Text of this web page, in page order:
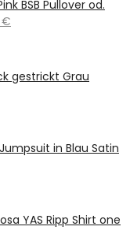
BSB Pullover od.
€
45,00 €.
gestrickt Grau
in Blau Satin
YAS Ripp Shirt one